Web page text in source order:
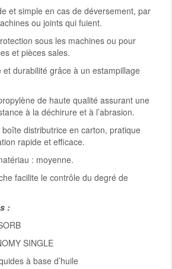
et simple en cas de déversement, par
ou joints qui fuient.
sous les machines ou pour
et pièces sales.
et durabilité grâce à un estampillage
de haute qualité assurant une
à la déchirure et à l’abrasion.
distributrice en carton, pratique
rapide et efficace.
: moyenne.
facilite le contrôle du degré de
:
SINGLE
à base d’huile